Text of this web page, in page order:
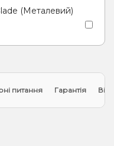
(Металевий)
питання Гарантія